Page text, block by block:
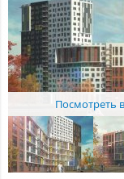
Посмотреть